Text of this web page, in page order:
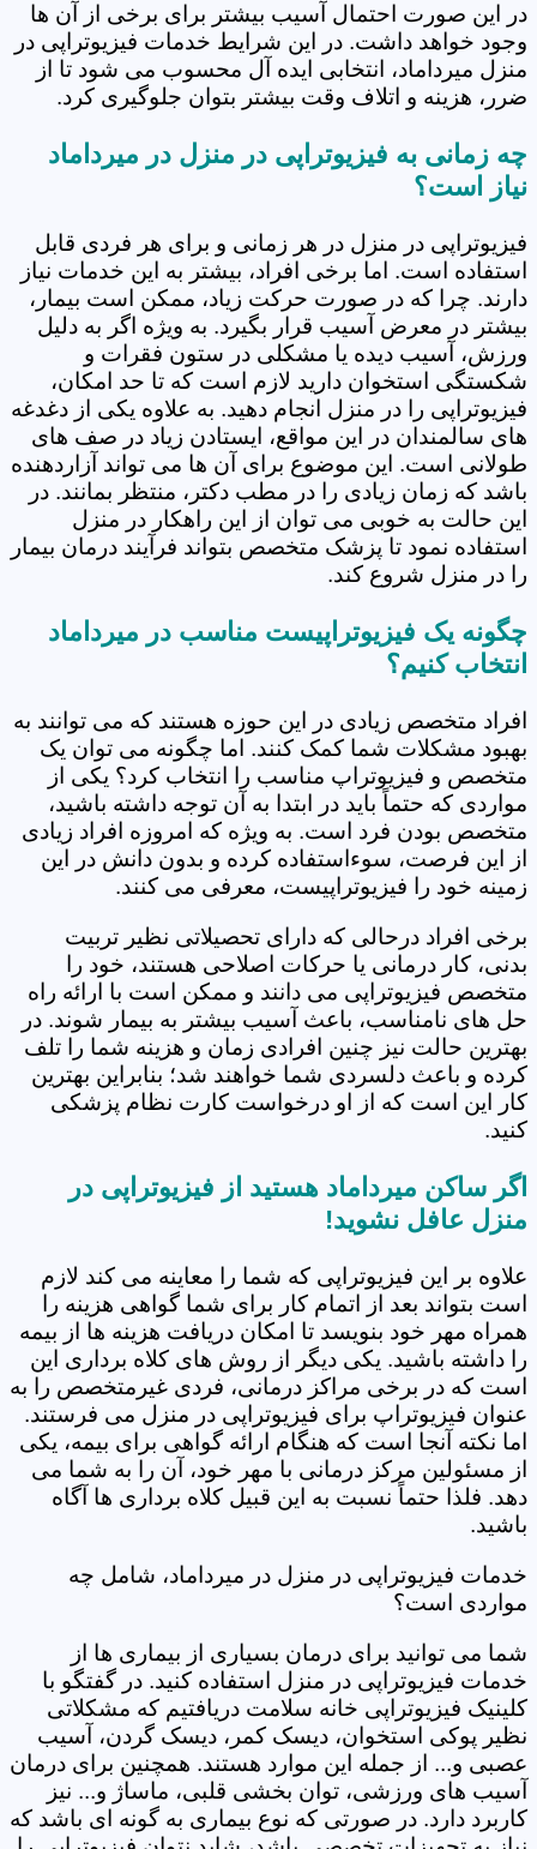
در این صورت احتمال آسیب بیشتر برای برخی از آن ها
وجود خواهد داشت. در این شرایط خدمات فیزیوتراپی در
منزل میرداماد، انتخابی ایده آل محسوب می شود تا از
ضرر، هزینه و اتلاف وقت بیشتر بتوان جلوگیری کرد.
چه زمانی به فیزیوتراپی در منزل در میرداماد
نیاز است؟
فیزیوتراپی در منزل در هر زمانی و برای هر فردی قابل
استفاده است. اما برخی افراد، بیشتر به این خدمات نیاز
دارند. چرا که در صورت حرکت زیاد، ممکن است بیمار،
بیشتر در معرض آسیب قرار بگیرد. به ویژه اگر به دلیل
ورزش، آسیب دیده یا مشکلی در ستون فقرات و
شکستگی استخوان دارید لازم است که تا حد امکان،
فیزیوتراپی را در منزل انجام دهید. به علاوه یکی از دغدغه
های سالمندان در این مواقع، ایستادن زیاد در صف های
طولانی است. این موضوع برای آن ها می تواند آزاردهنده
باشد که زمان زیادی را در مطب دکتر، منتظر بمانند. در
این حالت به خوبی می توان از این راهکار در منزل
استفاده نمود تا پزشک متخصص بتواند فرآیند درمان بیمار
را در منزل شروع کند.
چگونه یک فیزیوتراپیست مناسب در میرداماد
انتخاب کنیم؟
افراد متخصص زیادی در این حوزه هستند که می توانند به
بهبود مشکلات شما کمک کنند. اما چگونه می توان یک
متخصص و فیزیوتراپ مناسب را انتخاب کرد؟ یکی از
مواردی که حتماً باید در ابتدا به آن توجه داشته باشید،
متخصص بودن فرد است. به ویژه که امروزه افراد زیادی
از این فرصت، سوءاستفاده کرده و بدون دانش در این
زمینه خود را فیزیوتراپیست، معرفی می کنند.
برخی افراد درحالی که دارای تحصیلاتی نظیر تربیت
بدنی، کار درمانی یا حرکات اصلاحی هستند، خود را
متخصص فیزیوتراپی می دانند و ممکن است با ارائه راه
حل های نامناسب، باعث آسیب بیشتر به بیمار شوند. در
بهترین حالت نیز چنین افرادی زمان و هزینه شما را تلف
کرده و باعث دلسردی شما خواهند شد؛ بنابراین بهترین
کار این است که از او درخواست کارت نظام پزشکی
کنید.
اگر ساکن میرداماد هستید از فیزیوتراپی در
منزل عافل نشوید!
علاوه بر این فیزیوتراپی که شما را معاینه می کند لازم
است بتواند بعد از اتمام کار برای شما گواهی هزینه را
همراه مهر خود بنویسد تا امکان دریافت هزینه ها از بیمه
را داشته باشید. یکی دیگر از روش های کلاه برداری این
است که در برخی مراکز درمانی، فردی غیرمتخصص را به
عنوان فیزیوتراپ برای فیزیوتراپی در منزل می فرستند.
اما نکته آنجا است که هنگام ارائه گواهی برای بیمه، یکی
از مسئولین مرکز درمانی با مهر خود، آن را به شما می
دهد. فلذا حتماً نسبت به این قبیل کلاه برداری ها آگاه
باشید.
خدمات فیزیوتراپی در منزل در میرداماد، شامل چه
مواردی است؟
شما می توانید برای درمان بسیاری از بیماری ها از
خدمات فیزیوتراپی در منزل استفاده کنید. در گفتگو با
کلینیک فیزیوتراپی خانه سلامت دریافتیم که مشکلاتی
نظیر پوکی استخوان، دیسک کمر، دیسک گردن، آسیب
عصبی و... از جمله این موارد هستند. همچنین برای درمان
آسیب های ورزشی، توان بخشی قلبی، ماساژ و... نیز
کاربرد دارد. در صورتی که نوع بیماری به گونه ای باشد که